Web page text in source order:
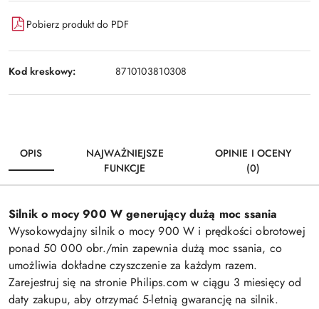
Pobierz produkt do PDF
Kod kreskowy: 8710103810308
OPIS
NAJWAŻNIEJSZE
FUNKCJE
OPINIE I OCENY
(0)
Silnik o mocy 900 W generujący dużą moc ssania
Wysokowydajny silnik o mocy 900 W i prędkości obrotowej
ponad 50 000 obr./min zapewnia dużą moc ssania, co
umożliwia dokładne czyszczenie za każdym razem.
Zarejestruj się na stronie Philips.com w ciągu 3 miesięcy od
daty zakupu, aby otrzymać 5-letnią gwarancję na silnik.